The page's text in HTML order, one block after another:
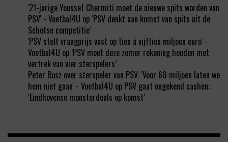
'21-jarige Youssef Chermiti moet de nieuwe spits worden van
PSV' - Voetbal4U op ‘PSV denkt aan komst van spits uit de
Schotse competitie’
'PSV stelt vraagprijs vast op tien á vijftien miljoen euro' -
Voetbal4U op ‘PSV moet deze zomer rekening houden met
vertrek van vier sterspelers’
Peter Bosz over sterspeler van PSV: 'Voor 60 miljoen laten we
hem niet gaan' - Voetbal4U op PSV gaat ongekend cashen:
‘Eindhovense monsterdeals op komst’